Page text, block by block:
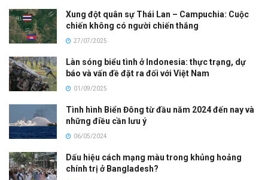
Xung đột quân sự Thái Lan – Campuchia: Cuộc
chiến không có người chiến thắng
27/07/2025
Làn sóng biểu tình ở Indonesia: thực trạng, dự
báo và vấn đề đặt ra đối với Việt Nam
01/09/2025
Tình hình Biển Đông từ đầu năm 2024 đến nay và
những điều cần lưu ý
06/05/2024
Dấu hiệu cách mạng màu trong khủng hoảng
chính trị ở Bangladesh?